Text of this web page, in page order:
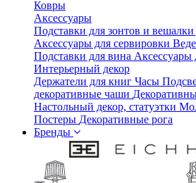
Ковры
Аксессуары
Подставки для зонтов и
Аксессуары для сервировки
Подставки для вина Аксессуары
Интерьерный декор
Держатели для книг Часы
декоративные чаши
Настольный декор, статуэтки
Постеры Декоративные рога
Бренды